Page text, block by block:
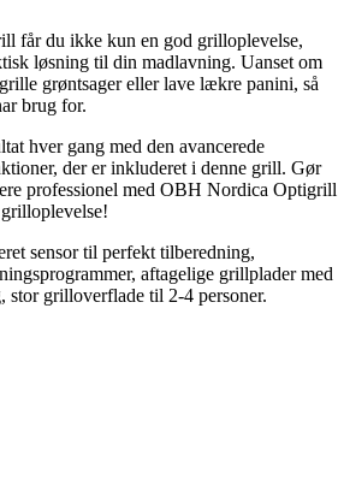
får du ikke kun en god grilloplevelse,
løsning til din madlavning. Uanset om
grøntsager eller lave lækre panini, så
brug for.
hver gang med den avancerede
der er inkluderet i denne grill. Gør
professionel med OBH Nordica Optigrill
sensor til perfekt tilberedning,
aftagelige grillplader med
stor grilloverflade til 2-4 personer.